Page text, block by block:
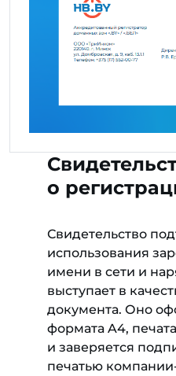
о
Свидетельство
использования
имени в сети и
выступает в
документа. Оно
формата A4,
и заверяется
печатью